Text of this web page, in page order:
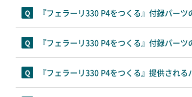
『フェラーリ330 P4をつくる』付録パーツ
『フェラーリ330 P4をつくる』付録パーツ
『フェラーリ330 P4をつくる』提供され